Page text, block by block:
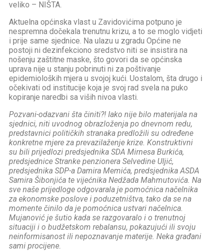
veliko – NIŠTA.
Aktuelna općinska vlast u Zavidovićima potpuno je
nespremna dočekala trenutnu krizu, a to se moglo vidjeti
i prije same sjednice. Na ulazu u zgradu Općine ne
postoji ni dezinfekciono sredstvo niti se insistira na
nošenju zaštitne maske, što govori da se općinska
uprava nije u stanju pobrinuti ni za poštivanje
epidemioloških mjera u svojoj kući. Uostalom, šta drugo i
očekivati od institucije koja je svoj rad svela na puko
kopiranje naredbi sa viših nivoa vlasti.
Pozvani-odazvani šta činiti?! Iako nije bilo materijala na
sjednici, niti uvodnog obrazloženja po dnevnom redu,
predstavnici političkih stranaka predložili su određene
konkretne mjere za prevazilaženje krize. Konstruktivni
su bili prijedlozi predsjednika SDA Mirnesa Burkića,
predsjednice Stranke penzionera Selvedine Uljić,
predsjednika SDP-a Damira Memića, predsjednika ASDA
Samira Šibonjića te vijećnika Nedžada Mahmutovića. Na
sve naše prijedloge odgovarala je pomoćnica načelnika
za ekonomske poslove i poduzetništva, tako da se na
momente činilo da je pomoćnica ustvari načelnica.
Mujanović je šutio kada se razgovaralo i o trenutnoj
situaciji i o budžetskom rebalansu, pokazujući ili svoju
neinformisanost ili nepoznavanje materije. Neka građani
sami procijene.